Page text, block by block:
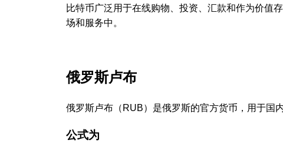
比特币广泛用于在线购物、投资、汇款和作为价值
场和服务中。
俄罗斯卢布
俄罗斯卢布（RUB）是俄罗斯的官方货币，用于国
公式为